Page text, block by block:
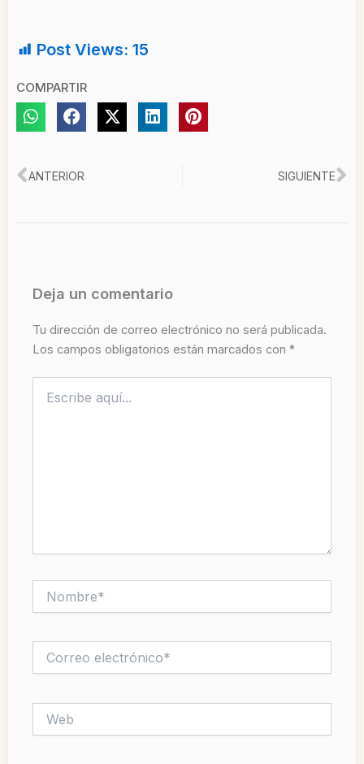
Post Views: 15
COMPARTIR
Ant
ANTERIOR SIGUIENTE
Deja un comentario
Tu dirección de correo electrónico no será publicada.
Los campos obligatorios están marcados con *
aquí...
electrónico*